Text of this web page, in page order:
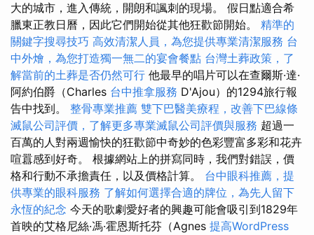
大的城市，進入傳統，開朗和諷刺的現場。 假日點適合希
臘東正教日曆，因此它們開始從其他狂歡節開始。 精準的
關鍵字搜尋技巧 高效清潔人員，為您提供專業清潔服務 台
中外燴，為您打造獨一無二的宴會餐點 台灣土葬政策，了
解當前的土葬是否仍然可行 他最早的唱片可以在查爾斯·達·
阿約伯爵（Charles 台中推拿服務 D'Ajou）的1294旅行報
告中找到。 整骨專業推薦 雙下巴醫美療程，改善下巴線條
滅鼠公司評價，了解更多專業滅鼠公司評價與服務 超過一
百萬的人對兩週愉快的狂歡節中奇妙的色彩豐富多彩和花卉
喧囂感到好奇。 根據網站上的拼寫同時，我們對錯誤，價
格和行動不承擔責任，以及價格計算。 台中眼科推薦，提
供專業的眼科服務 了解如何選擇合適的牌位，為先人留下
永恆的紀念 今天的歌劇愛好者的興趣可能會吸引到1829年
首映的艾格尼絲·馮·霍恩斯托芬（Agnes 提高WordPress